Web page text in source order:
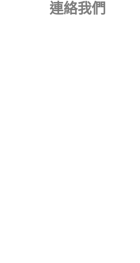
連絡我們